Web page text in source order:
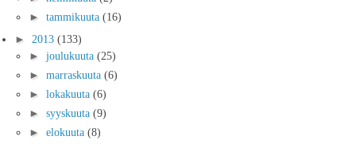
► tammikuuta (16)
► 2013 (133)
► joulukuuta (25)
► marraskuuta (6)
► lokakuuta (6)
► syyskuuta (9)
► elokuuta (8)